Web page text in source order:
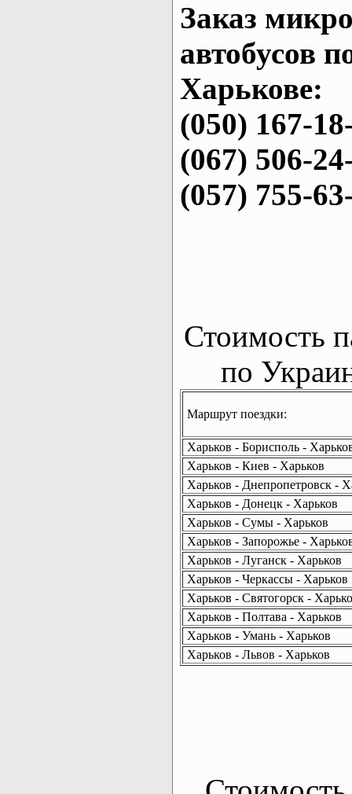
Заказ
автобусов
Харькове:
(050) 167-
(067) 506-
(057) 755-
Стоимость
по
Маршрут поездки:
Харьков - Борисполь -
Харьков - Киев - Харьков
Харьков - Днепропетровск -
Харьков - Донецк - Харьков
Харьков - Сумы - Харьков
Харьков - Запорожье -
Харьков - Луганск - Харьков
Харьков - Черкассы - Харьков
Харьков - Святогорск -
Харьков - Полтава - Харьков
Харьков - Умань - Харьков
Харьков - Львов - Харьков